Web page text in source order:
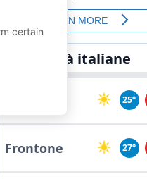
17°C
Città italiane
25°
Frontone 27°
certain